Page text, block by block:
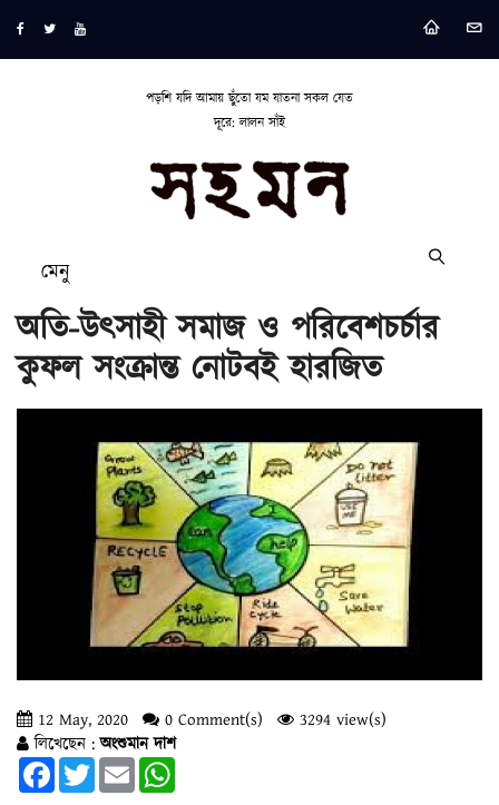
পড়শি যদি আমায় ছুঁতো যম যাতনা সকল যেত
দূরে: লালন সাঁই
মেনু
অতি-উৎসাহী সমাজ ও পরিবেশচর্চার
কুফল সংক্রান্ত নোটবই হারজিত
12 May, 2020 0 Comment(s)
3294 view(s)
লিখেছেন :অংশুমান দাশ
FacebookTwitterEmail